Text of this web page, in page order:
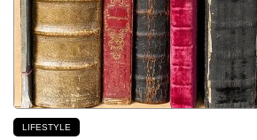
LIFESTYLE